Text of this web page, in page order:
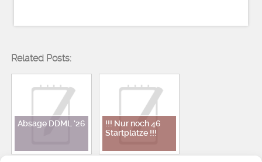
Related Posts:
Absage DDML '26
!!! Nur noch 46
Startplätze !!!